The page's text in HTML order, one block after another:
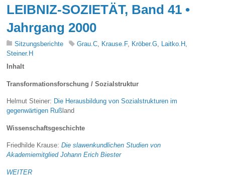
LEIBNIZ-SOZIETÄT, Band 41 •
Jahrgang 2000
Sitzungsberichte Grau.C, Krause.F, Kröber.G, Laitko.H ,
Steiner.H
Inhalt
Transformationsforschung / Sozialstruktur
Helmut Steiner: Die Herausbildung von Sozialstrukturen im
gegenwärtigen Ruß land
Wissenschaftsgeschichte
Friedhilde Krause:Die slawenkundlichen Studien von
Akademiemitglied Johann Erich Biester
WEITER